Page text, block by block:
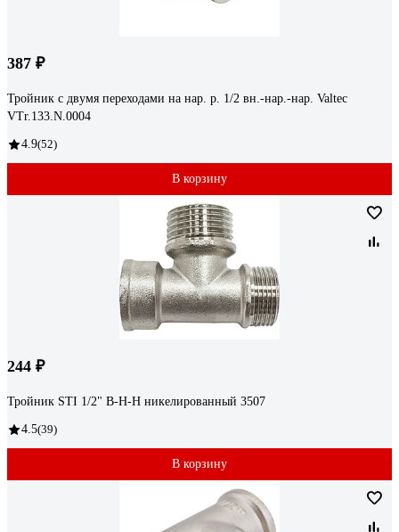
387 ₽
Тройник с двумя переходами на нар. р. 1/2 вн.-нар.-нар. Valtec
VTr.133.N.0004
4.9(52)
В корзину
244 ₽
Тройник STI 1/2" В-Н-Н никелированный 3507
4.5(39)
В корзину